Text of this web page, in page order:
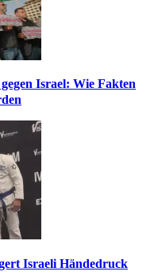
Israel: Wie Fakten
Israeli Händedruck